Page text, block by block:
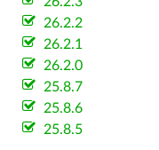
26.2.2
26.2.1
26.2.0
25.8.7
25.8.6
25.8.5